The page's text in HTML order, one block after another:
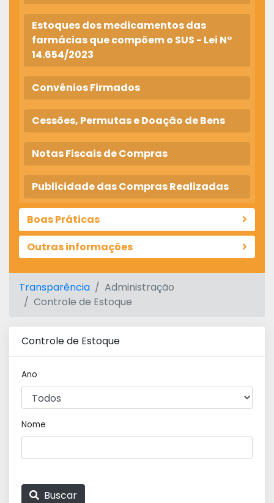
Estoques dos medicamentos das
farmácias que compõem o SUS - Lei N°
14.654/2023
Convênios Firmados
Cessões, Permutas e Doação de Bens
Notas Fiscais de Compras
Publicidade das Compras Realizadas
Boas Práticas
Outras informações
Transparência
Administração
Controle de Estoque
Controle de Estoque
Ano
Nome
Buscar